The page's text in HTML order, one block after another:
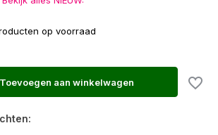
op voorraad
Toevoegen aan winkelwagen